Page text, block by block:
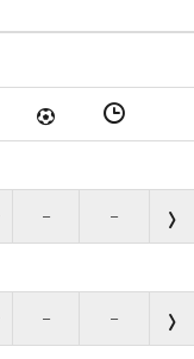
– –
– –